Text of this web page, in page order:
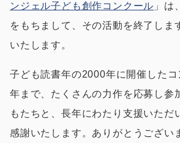
ンジェル子ども創作コンクール 」は
をもちまして、その活動を終了しま
いたします。
子ども読書年の2000年に開催した
年まで、たくさんの力作を応募し参
もたちと、長年にわたり支援いただ
感謝いたします。ありがとうござい